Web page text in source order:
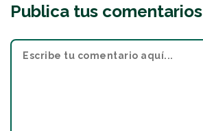
Publica tus comentarios